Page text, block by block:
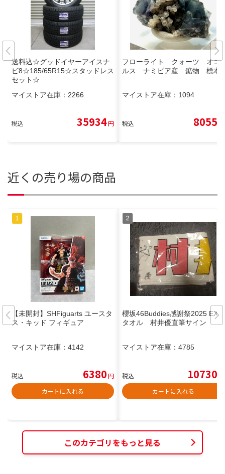
送料込☆グッドイヤーアイスナ
ビ8☆185/65R15☆スタッドレス
セット☆
マイストア在庫： 2266
税込 35934円
フローライト クォーツ オコ
ルス ナミビア産 鉱物 標本
マイストア在庫： 1094
税込 8055
近くの売り場の商品
【未開封】SHFiguarts ユースタ
ス・キッド フィギュア
マイストア在庫： 4142
税込 6380円
カートに入れる
櫻坂46Buddies感謝祭2025 EX
タオル 村井優直筆サイン
マイストア在庫： 4785
税込 10730
カートに入れる
このカテゴリをもっと見る